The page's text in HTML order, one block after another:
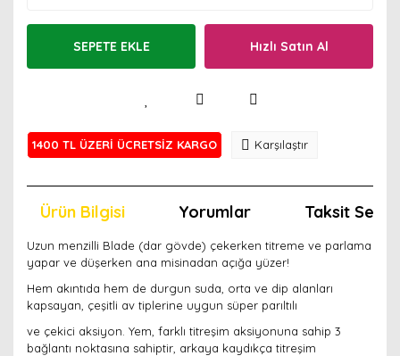
SEPETE EKLE Hızlı Satın Al
1400 TL ÜZERİ ÜCRETSİZ KARGO Karşılaştır
Ürün Bilgisi Yorumlar Taksit
Uzun menzilli Blade (dar gövde) çekerken titreme ve parlama
yapar ve düşerken ana misinadan açığa yüzer!
Hem akıntıda hem de durgun suda, orta ve dip alanları
kapsayan, çeşitli av tiplerine uygun süper parıltılı
ve çekici aksiyon. Yem, farklı titreşim aksiyonuna sahip 3
bağlantı noktasına sahiptir, arkaya kaydıkça titreşim